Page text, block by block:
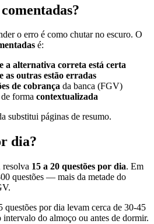
o erro é como chutar no escuro. O
é:
a alternativa correta está certa
as outras estão erradas
de cobrança da banca (FGV)
forma contextualizada
substitui páginas de resumo.
dia?
resolva 15 a 20 questões por dia. Em
questões — mais da metade do
questões por dia levam cerca de 30-45
do almoço ou antes de dormir.